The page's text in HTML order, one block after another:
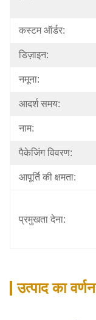
कस्टम ऑर्डर:
डिज़ाइन:
नमूना:
आदर्श समय:
नाम:
पैकेजिंग विवरण:
आपूर्ति की क्षमता:
प्रमुखता देना:
उत्पाद का वर्णन